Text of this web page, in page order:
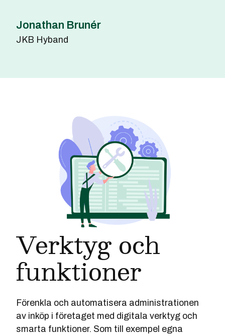
Jonathan Brunér
JKB Hyband
Verktyg och
funktioner
Förenkla och automatisera administrationen
av inköp i företaget med digitala verktyg och
smarta funktioner. Som till exempel egna